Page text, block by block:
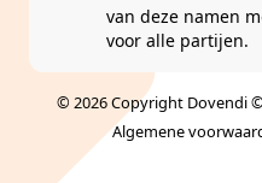
van deze namen
voor alle partijen.
© 2026 Copyright Dovendi
Algemene